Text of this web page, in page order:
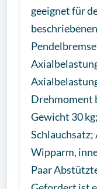
geeignet für
Drehmoment
Gewicht 30
Wipparm,
Paar